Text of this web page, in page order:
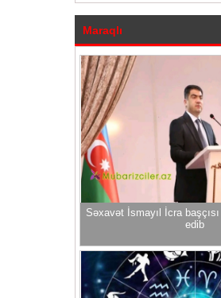
Maraqlı
Səxavət İsmayıl İcra
edib